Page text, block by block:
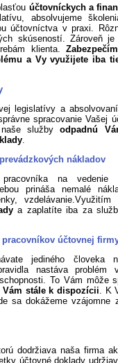
účtovníckych a
absolvujeme
účtovníctva v praxi.
skúseností. Zároveň je
klienta.
a Vy využijete iba
legislatívy a
spracovanie Vašej
naše službyodpadnú
.
nákladov
pracovníka na vedenie
prináša nemalé
a zaplatíte iba za
účtovnej
jediného človeka
nastáva problém
To Vám môže
Vám stále k dispozícii. K
sa dokážeme vzájomne
dodržiava naša firma
účtovné doklady